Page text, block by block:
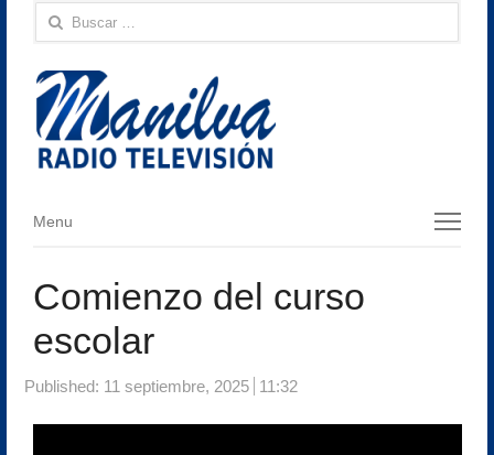
Buscar:
Menu
Menu
Comienzo del curso
escolar
Published: 11 septiembre, 2025 11:32